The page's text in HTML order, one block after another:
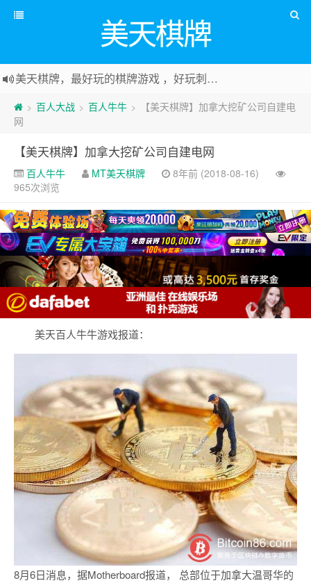
美天棋牌
美天棋牌，最好玩的棋牌游戏 ，好玩刺激可以赚Money，传送门：
> 百人大战 > 百人牛牛 >
【美天棋牌】加拿大挖矿公司自建电
网
【美天棋牌】加拿大挖矿公司自建电网
百人牛牛 MT美天棋牌
8年前 (2018-08-16)
965次浏览
美天百人牛牛游戏报道：
8月6日消息，据Motherboard报道， 总部位于加拿大温哥华的